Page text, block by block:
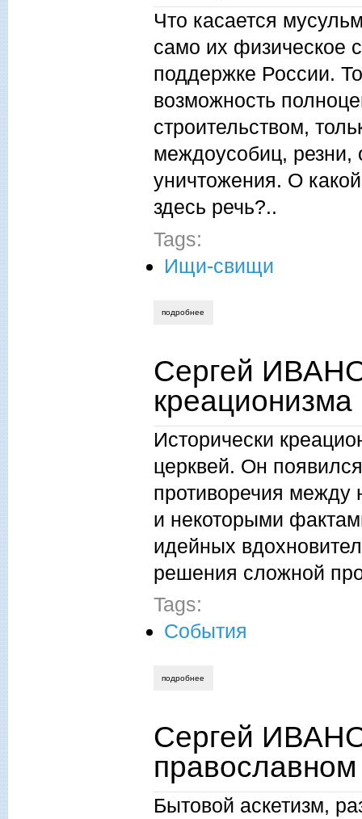
Что касается
само их физическое
поддержке России.
возможность
строительством,
междоусобиц, резни,
уничтожения. О
здесь речь?..
Tags:
Ищи-свищи
подробнее
Сергей
креационизма
Исторически
церквей. Он
противоречия между
и некоторыми
идейных
решения сложной
Tags:
События
подробнее
Сергей
Бытовой аскетизм,